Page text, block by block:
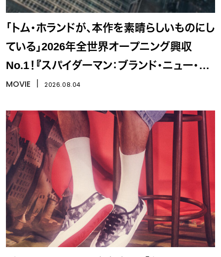
「トム・ホランドが、本作を素晴らしいものにし
ている」2026年全世界オープニング興収
No.1！『スパイダーマン：ブランド・ニュー・デ
イ』
MOVIE 2026.08.04